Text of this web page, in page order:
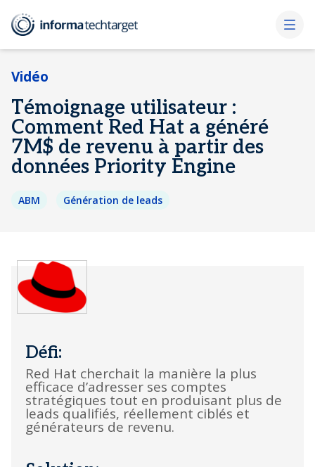
Vidéo
Témoignage utilisateur :
Comment Red Hat a généré
7M$ de revenu à partir des
données Priority Engine
ABM Génération de leads
Défi:
Red Hat cherchait la manière la plus
efficace d’adresser ses comptes
stratégiques tout en produisant plus de
leads qualifiés, réellement ciblés et
générateurs de revenu.